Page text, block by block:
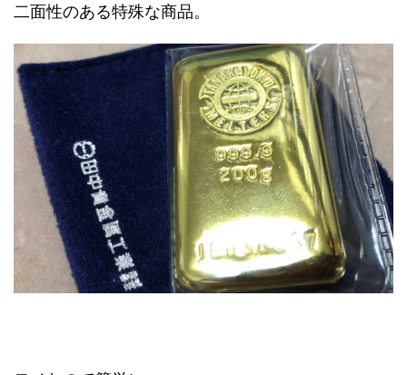
二面性のある特殊な商品。